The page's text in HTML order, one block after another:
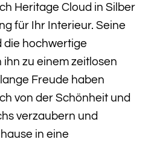
Heritage Cloud in Silber
für Ihr Interieur. Seine
die hochwertige
zu einem zeitlosen
Freude haben
von der Schönheit und
verzaubern und
in eine